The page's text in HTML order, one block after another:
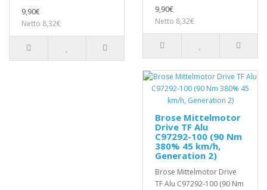
9,90€
Netto 8,32€
9,90€
Netto 8,32€
Brose Mittelmotor
Drive TF Alu
C97292-100 (90 Nm
380% 45 km/h,
Generation 2)
Brose Mittelmotor Drive
TF Alu C97292-100 (90 Nm